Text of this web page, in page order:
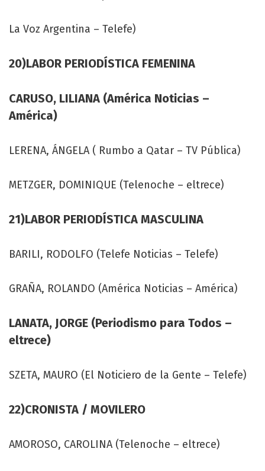
La Voz Argentina – Telefe)
20)LABOR PERIODÍSTICA FEMENINA
CARUSO, LILIANA (América Noticias –
América)
LERENA, ÁNGELA ( Rumbo a Qatar – TV Pública)
METZGER, DOMINIQUE (Telenoche – eltrece)
21)LABOR PERIODÍSTICA MASCULINA
BARILI, RODOLFO (Telefe Noticias – Telefe)
GRAÑA, ROLANDO (América Noticias – América)
LANATA, JORGE (Periodismo para Todos –
eltrece)
SZETA, MAURO (El Noticiero de la Gente – Telefe)
22)CRONISTA / MOVILERO
AMOROSO, CAROLINA (Telenoche – eltrece)